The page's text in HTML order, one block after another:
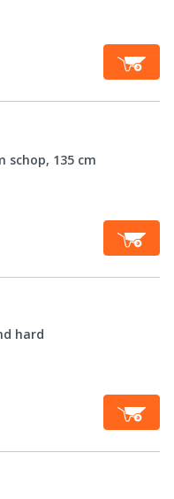
schop, 135 cm
hard